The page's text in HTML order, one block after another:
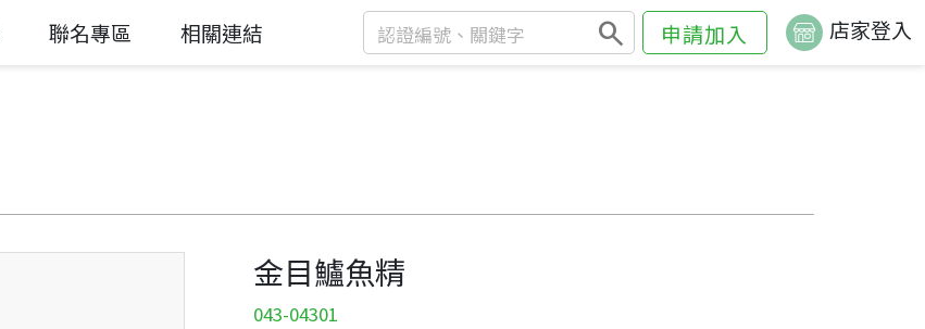
聯名專區 相關連結 search 申請加入 店家登入
金目鱸魚精
043-04301